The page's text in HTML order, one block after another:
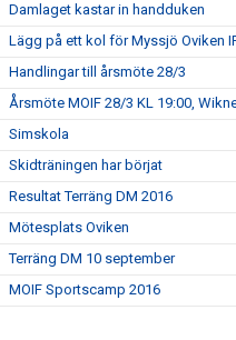
Damlaget kastar in handduken
Lägg på ett kol för Myssjö Oviken
Handlingar till årsmöte 28/3
Årsmöte MOIF 28/3 KL 19:00,
Simskola
Skidträningen har börjat
Resultat Terräng DM 2016
Mötesplats Oviken
Terräng DM 10 september
MOIF Sportscamp 2016